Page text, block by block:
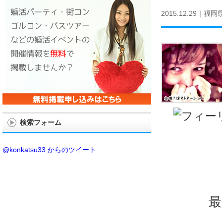
2015.12.29｜ 福岡
検索フォーム
@konkatsu33 からのツイート